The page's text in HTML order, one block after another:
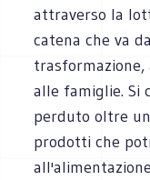
attraverso la
catena che va
alle famiglie. Si
perduto oltre
prodotti che